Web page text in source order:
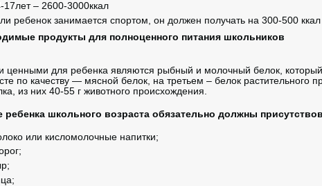
17лет – 2600-3000ккал
ребенок занимается спортом, он должен получать на 300-500
продукты для полноценного питания школьников
для ребенка являются рыбный и молочный белок, который
по качеству — мясной белок, на третьем – белок растительного
из них 40-55 г животного происхождения.
ребенка школьного возраста обязательно должны
или кисломолочные напитки;